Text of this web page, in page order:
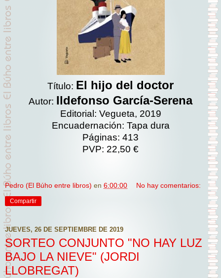
Título: El hijo del doctor
Autor: Ildefonso García-Serena
Editorial: Vegueta, 2019
Encuadernación: Tapa dura
Páginas: 413
PVP: 22,50 €
Pedro (El Búho entre libros) en 6:00:00 No hay comentarios:
Compartir
JUEVES, 26 DE SEPTIEMBRE DE 2019
SORTEO CONJUNTO "NO HAY LUZ
BAJO LA NIEVE" (JORDI
LLOBREGAT)